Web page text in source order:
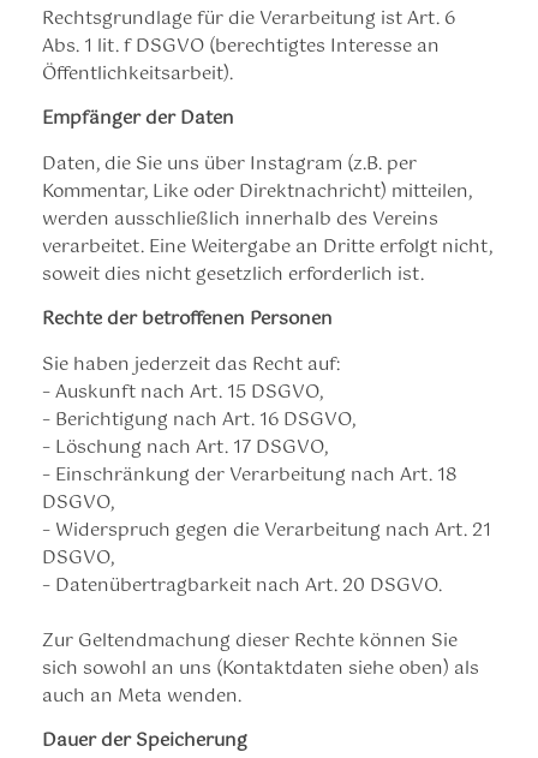
Rechtsgrundlage für die Verarbeitung ist Art. 6
Abs. 1 lit. f DSGVO (berechtigtes Interesse an
Öffentlichkeitsarbeit).
Empfänger der Daten
Daten, die Sie uns über Instagram (z.B. per
Kommentar, Like oder Direktnachricht) mitteilen,
werden ausschließlich innerhalb des Vereins
verarbeitet. Eine Weitergabe an Dritte erfolgt nicht,
soweit dies nicht gesetzlich erforderlich ist.
Rechte der betroffenen Personen
Sie haben jederzeit das Recht auf:
– Auskunft nach Art. 15 DSGVO,
– Berichtigung nach Art. 16 DSGVO,
– Löschung nach Art. 17 DSGVO,
– Einschränkung der Verarbeitung nach Art. 18
DSGVO,
– Widerspruch gegen die Verarbeitung nach Art. 21
DSGVO,
– Datenübertragbarkeit nach Art. 20 DSGVO.
Zur Geltendmachung dieser Rechte können Sie
sich sowohl an uns (Kontaktdaten siehe oben) als
auch an Meta wenden.
Dauer der Speicherung